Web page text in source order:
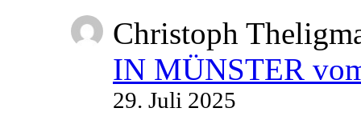
Christoph
IN MÜNSTER
29. Juli 2025